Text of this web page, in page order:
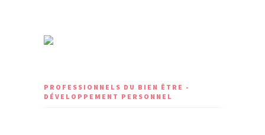
PROFESSIONNELS DU BIEN ÊTRE -
DÉVELOPPEMENT PERSONNEL